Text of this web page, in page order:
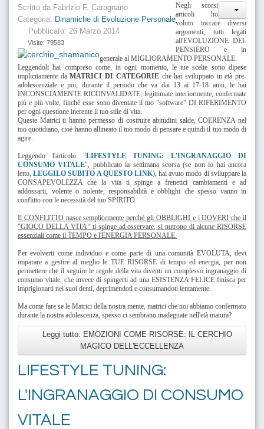
Scritto da Fabrizio F. Caragnano
Categoria: Dinamiche di Evoluzione Personale
Pubblicato: 26 Marzo 2014
Visite: 79583
Negli scorsi
articoli ho
voluto toccare diversi
argomenti, tutti legati
all'EVOLUZIONE DEL
PENSIERO e in
generale al MIGLIORAMENTO PERSONALE.
Leggendoli hai compreso come, in ogni momento, le tue scelte sono dipese
implicitamente daMATRICI DI CATEGORIEche hai sviluppato in età pre-
adolescenziale e poi, durante il periodo che va dai 13 ai 17-18 anni, le hai
INCONSCIAMENTE RICONVALIDATE, legittimate interiormente, confermate
più e più volte, finché esse sono diventate il tuo "software" DI RIFERIMENTO
per ogni questione inerente il tuo stile di vita.
Queste Matrici ti hanno permesso di costruire abitudini salde, COERENZA nel
tuo quotidiano, cioè hanno allineato il tuo modo di pensare e quindi il tuo modo di
agire.
Leggendo l'articolo "LIFESTYLE TUNING: L'INGRANAGGIO DI
CONSUMO VITALE", pubblicato la settimana scorsa (se non lo hai ancora
letto,LEGGILO SUBITO A QUESTO LINK), hai avuto modo di sviluppare la
CONSAPEVOLEZZA che la vita ti spinge a frenetici cambiamenti e ad
addossarti, volente o nolente, responsabilità e obblighi che spesso vanno in
conflitto con le necessità del tuo SPIRITO.
Il CONFLITTO nasce semplicemente perché gli OBBLIGHI e i DOVERI che il
"GIOCO DELLA VITA" ti spinge ad osservare, si nutrono di alcune RISORSE
essenziali come il TEMPO e l'ENERGIA PERSONALE.
Per evolverti come individuo e come parte di una comunità EVOLUTA, devi
imparare a gestire al meglio le TUE RISORSE di tempo ed energia, per non
permettere che il seguire le regole della vita diventi un complesso ingranaggio di
consumo vitale, che invece di spingerti ad una ESISTENZA FELICE finisca per
imprigionarti nei suoi denti, deprimendoti e consumandoti lentamente.
Ma come fare se le Matrici della nostra mente, matrici che noi abbiamo confermato
durante la nostra adolescenza, spesso ci sembrano inadeguate nell'età matura?
Leggi tutto: EMOZIONI COME RISORSE: IL CERCHIO
MAGICO DELL'ECCELLENZA
LIFESTYLE TUNING:
L'INGRANAGGIO DI CONSUMO
VITALE